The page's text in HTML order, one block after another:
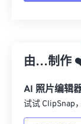
从预设
另存为
由…制作
AI 照片编辑
试试 ClipSnap